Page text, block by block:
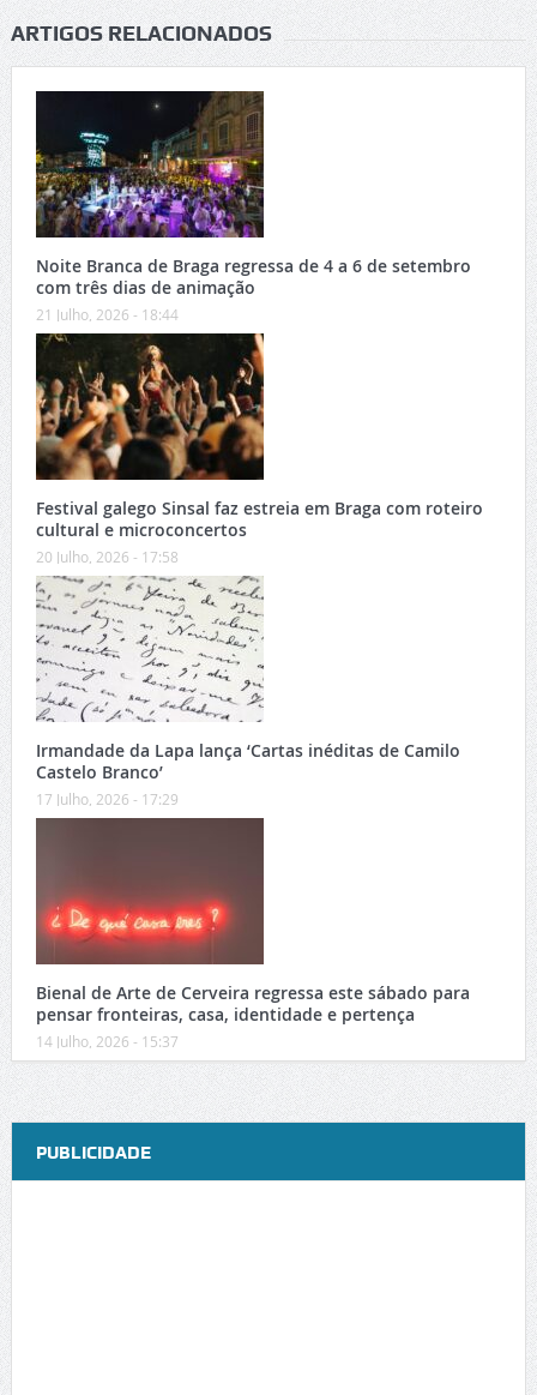
ARTIGOS RELACIONADOS
Noite Branca de Braga regressa de 4 a 6 de setembro
com três dias de animação
21 Julho, 2026 - 18:44
Festival galego Sinsal faz estreia em Braga com roteiro
cultural e microconcertos
20 Julho, 2026 - 17:58
Irmandade da Lapa lança ‘Cartas inéditas de Camilo
Castelo Branco’
17 Julho, 2026 - 17:29
Bienal de Arte de Cerveira regressa este sábado para
pensar fronteiras, casa, identidade e pertença
14 Julho, 2026 - 15:37
PUBLICIDADE